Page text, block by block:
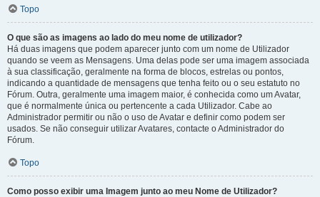
Topo
O que são as imagens ao lado do meu nome de utilizador?
Há duas imagens que podem aparecer junto com um nome de Utilizador
quando se veem as Mensagens. Uma delas pode ser uma imagem associada
à sua classificação, geralmente na forma de blocos, estrelas ou pontos,
indicando a quantidade de mensagens que tenha feito ou o seu estatuto no
Fórum. Outra, geralmente uma imagem maior, é conhecida como um Avatar,
que é normalmente única ou pertencente a cada Utilizador. Cabe ao
Administrador permitir ou não o uso de Avatar e definir como podem ser
usados. Se não conseguir utilizar Avatares, contacte o Administrador do
Fórum.
Topo
Como posso exibir uma Imagem junto ao meu Nome de Utilizador?